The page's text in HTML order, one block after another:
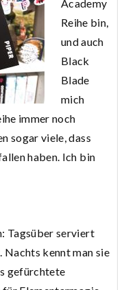
Academy
Reihe bin,
und auch
Black
Blade
mich
immer noch
sogar viele, dass
haben. Ich bin
Tagsüber serviert
Nachts kennt man sie
gefürchtete